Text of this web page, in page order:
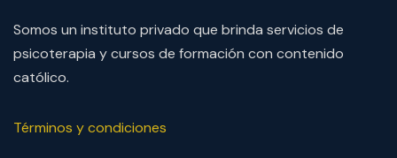
Somos un instituto privado que brinda servicios de
psicoterapia y cursos de formación con contenido
católico.
Términos y condiciones